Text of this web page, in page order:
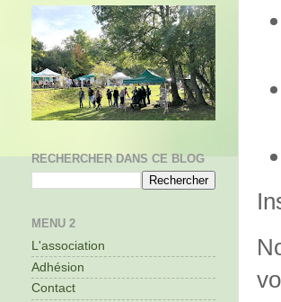
RECHERCHER DANS CE BLOG
MENU 2
L'association
Adhésion
Contact